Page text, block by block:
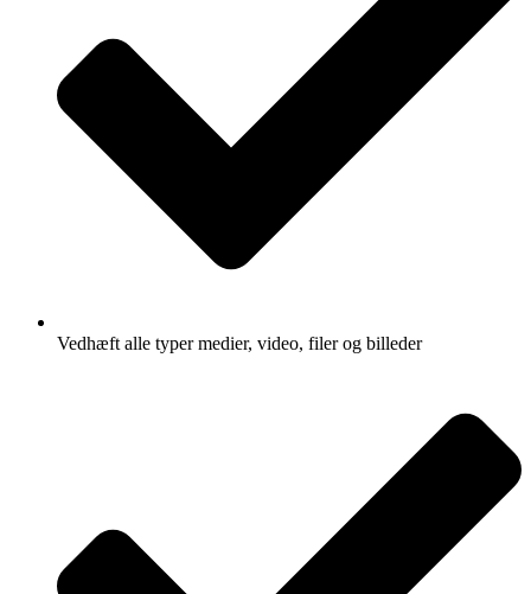
Vedhæft alle typer medier, video, filer og billeder